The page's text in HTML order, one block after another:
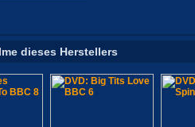
dieses Herstellers